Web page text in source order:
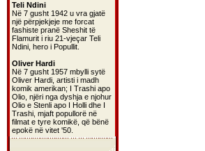
Teli Ndini
Në 7 gusht 1942 u vra gjatë
një përpjekjeje me forcat
fashiste pranë Sheshit të
Flamurit i riu 21-vjeçar Teli
Ndini, hero i Popullit.
Oliver Hardi
Në 7 gusht 1957 mbylli sytë
Oliver Hardi, artisti i madh
komik amerikan; I Trashi apo
Olio, njëri nga dyshja e njohur
Olio e Stenli apo I Holli dhe I
Trashi, mjaft popullorë në
filmat e tyre komikë, që bënë
epokë në vitet '50.